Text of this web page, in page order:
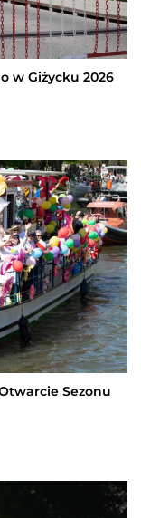
w Giżycku 2026
Sezonu